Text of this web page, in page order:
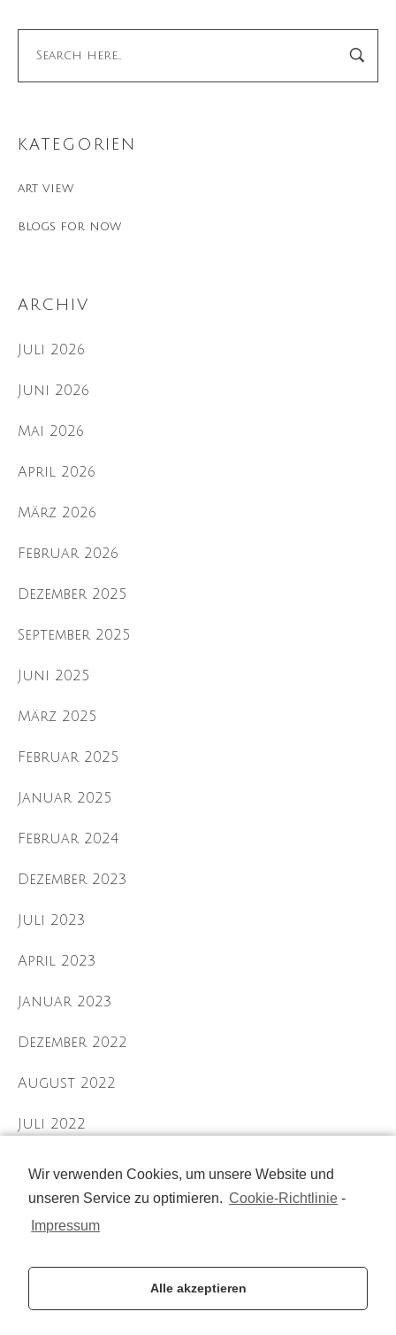
Wir verwenden Cookies, um unsere Website und
unseren Service zu optimieren. Cookie-Richtlinie -
Impressum
Alle akzeptieren
KATEGORIEN
art view
blogs for now
ARCHIV
Juli 2026
Juni 2026
Mai 2026
April 2026
März 2026
Februar 2026
Dezember 2025
September 2025
Juni 2025
März 2025
Februar 2025
Januar 2025
Februar 2024
Dezember 2023
Juli 2023
April 2023
Januar 2023
Dezember 2022
August 2022
Juli 2022
August 2021